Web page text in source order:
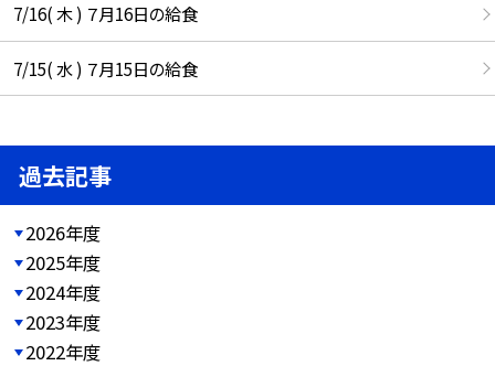
7/16( 木 ) ７月16日の給食
7/15( 水 ) ７月15日の給食
過去記事
2026年度
2025年度
2024年度
2023年度
2022年度